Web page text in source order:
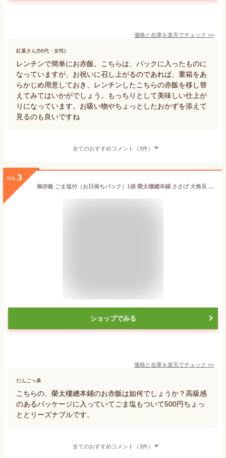
価格と在庫を楽天でチェック >>
紅葉さん(50代・女性)
レンチンで簡単にお赤飯。こちらは、パックに入ったものに
なっていますが、お祝いに召し上がるのであれば、重箱をあ
らかじめ用意しておき、レンチンしたこちらの赤飯を移し替
えてみてはいかがでしょう。もっちりとして美味しい仕上が
りになっています。お吸い物やちょっとしたおかずを添えて
見るのも良いですね
全てのおすすめコメント（3件）
no. 3
御赤飯 ごま塩付（お日保ちパック）1袋 榮太樓總本鋪 ささげ 大角豆 母の日 父の日 和菓子 ギフト おしゃれ 手土産 あんこ 老舗 高級スイーツ お取り寄せ 入学祝 送別祝 卒業祝 お祝い返し 内祝い 日本橋 2026
ショップでみる
価格と在庫を楽天でチェック >>
だんごっ鼻
こちらの、榮太樓總本鋪のお赤飯は如何でしょうか？高級感
のあるパッケージに入っていてごま塩もついて500円ちょっ
ととリーズナブルです。
全てのおすすめコメント（3件）